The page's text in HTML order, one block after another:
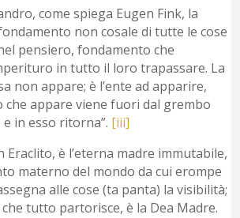
come spiega Eugen Fink, la
non cosale di tutte le cose
pensiero, fondamento che
in tutto il loro trapassare. La
non appare; è l’ente ad apparire,
che appare viene fuori dal grembo
in esso ritorna”. [iii]
Eraclito, è l’eterna madre immutabile,
materno del mondo da cui erompe
alle cose (ta panta) la visibilità;
tutto partorisce, è la Dea Madre.